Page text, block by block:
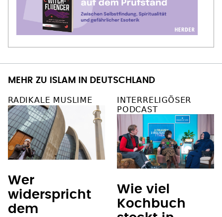
MEHR ZU ISLAM IN DEUTSCHLAND
RADIKALE MUSLIME
Wer
widerspricht
dem
INTERRELIGÖSER
PODCAST
Wie viel
Kochbuch